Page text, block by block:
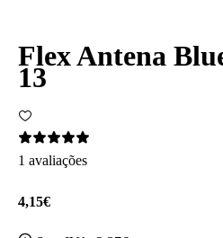
Flex Antena
13
1 avaliações
4,15€